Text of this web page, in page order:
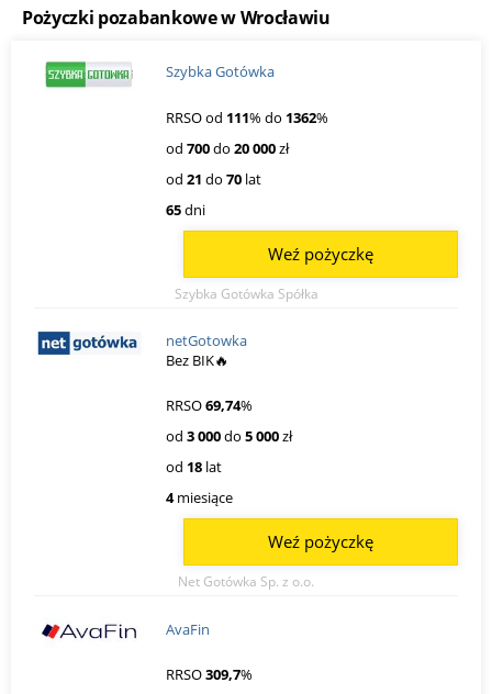
Pożyczki pozabankowe w Wrocławiu
Szybka Gotówka
RRSO od 111% do 1362%
od 700do 20 000zł
od 21 do 70 lat
65dni
Szybka Gotówka Spółka
Weź pożyczkę
netGotowka
Bez BIK🔥
RRSO69,74%
od 3 000do 5 000zł
od 18 lat
4miesiące
Net Gotówka Sp. z o.o.
Weź pożyczkę
AvaFin
RRSO309,7%